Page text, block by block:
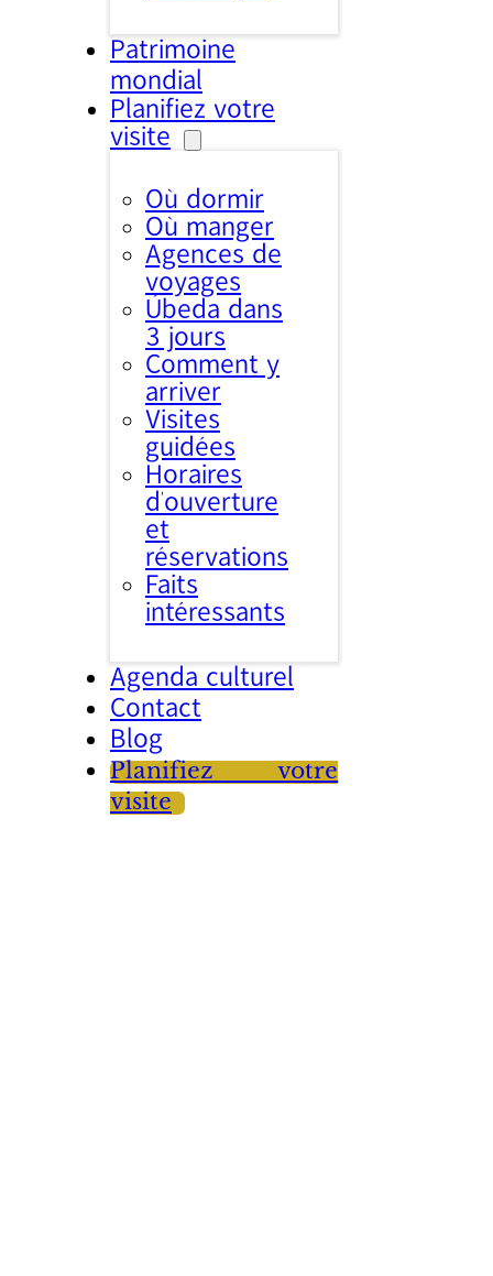
Patrimoine
mondial
Planifiez votre
visite
Où dormir
Où manger
Agences de
voyages
Úbeda dans
3 jours
Comment y
arriver
Visites
guidées
Horaires
d’ouverture
et
réservations
Faits
intéressants
Agenda culturel
Contact
Blog
Planifiez votre
visite